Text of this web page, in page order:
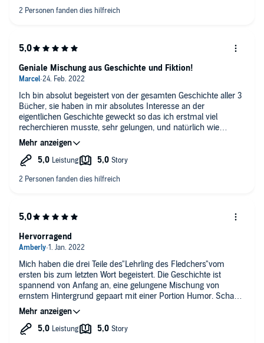
Ich bin absolut begeistert von der gesamten Geschichte aller 3
Bücher, sie haben in mir absolutes Interesse an der
eigentlichen Geschichte geweckt so das ich erstmal viel
recherchieren musste, sehr gelungen, und natürlich wie
gewohnt auch eine wunderbare sprachliche Darstellung von
Robert Frank!! Grosses Lob an Greg Walters und Robert Frank,
gerne mehr von solchen Geschichten!
Geniale Mischung aus Geschichte und Fiktion!
Mich haben die drei Teile des"Lehrling des Fledchers"vom
ersten bis zum letzten Wort begeistert. Die Geschichte ist
spannend von Anfang an, eine gelungene Mischung von
ernstem Hintergrund gepaart mit einer Portion Humor. Schade,
dass sie schon vorbei ist. Der Sprecher hat eine sehr vielseitige
und zu allen Personen und Kreaturen passende Stimme-
klasse!
Hervorragend